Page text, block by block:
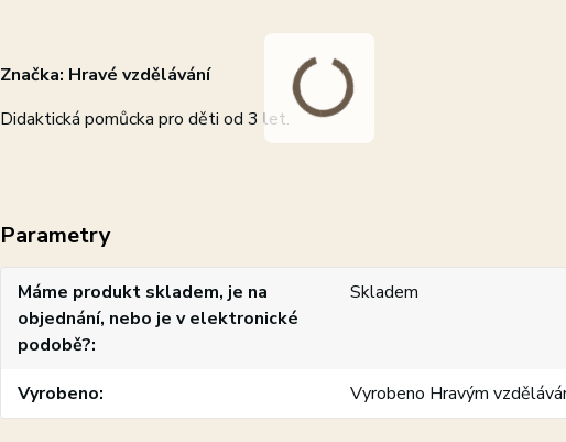
Značka: Hravé vzdělávání
Didaktická pomůcka pro děti od 3 let.
Parametry
Máme produkt skladem, je na
objednání, nebo je v elektronické
podobě?
Skladem
Vyrobeno Vyrobeno Hravým